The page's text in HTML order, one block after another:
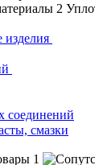
изделия
соединений
смазки